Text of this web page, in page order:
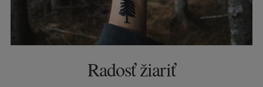
Radosť žiariť